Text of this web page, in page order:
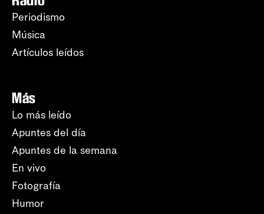
Periodismo
Música
Artículos leídos
Más
Lo más leído
Apuntes del día
Apuntes de la semana
En vivo
Fotografía
Humor